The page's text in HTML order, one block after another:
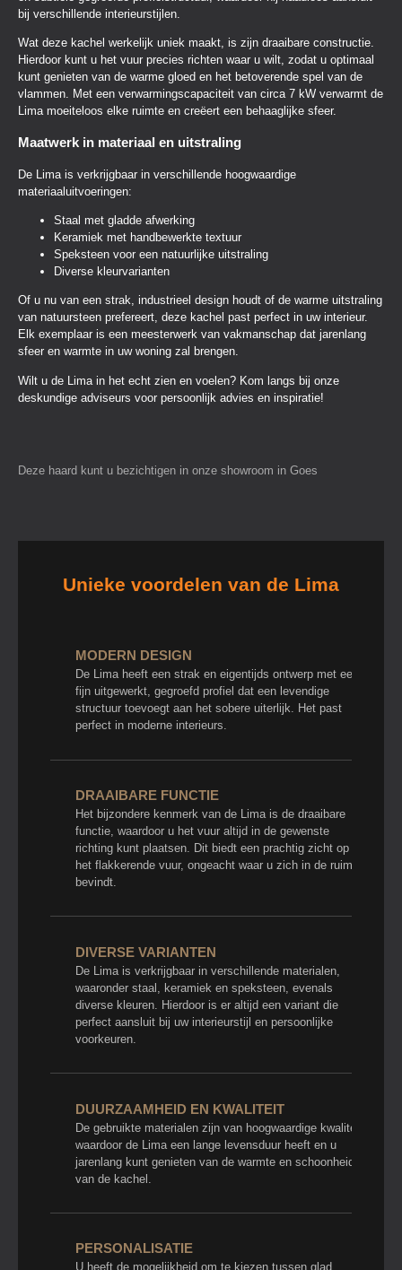
bij verschillende interieurstijlen.
Wat deze kachel werkelijk uniek maakt, is zijn draaibare constructie.
Hierdoor kunt u het vuur precies richten waar u wilt, zodat u optimaal
kunt genieten van de warme gloed en het betoverende spel van de
vlammen. Met een verwarmingscapaciteit van circa 7 kW verwarmt de
Lima moeiteloos elke ruimte en creëert een behaaglijke sfeer.
Maatwerk in materiaal en uitstraling
De Lima is verkrijgbaar in verschillende hoogwaardige
materiaaluitvoeringen:
Staal met gladde afwerking
Keramiek met handbewerkte textuur
Speksteen voor een natuurlijke uitstraling
Diverse kleurvarianten
Of u nu van een strak, industrieel design houdt of de warme uitstraling
van natuursteen prefereert, deze kachel past perfect in uw interieur.
Elk exemplaar is een meesterwerk van vakmanschap dat jarenlang
sfeer en warmte in uw woning zal brengen.
Wilt u de Lima in het echt zien en voelen? Kom langs bij onze
deskundige adviseurs voor persoonlijk advies en inspiratie!
Deze haard kunt u bezichtigen in onze showroom in Goes
Unieke voordelen van de Lima
MODERN DESIGN
De Lima heeft een strak en eigentijds ontwerp met een
fijn uitgewerkt, gegroefd profiel dat een levendige
structuur toevoegt aan het sobere uiterlijk. Het past
perfect in moderne interieurs.
DRAAIBARE FUNCTIE
Het bijzondere kenmerk van de Lima is de draaibare
functie, waardoor u het vuur altijd in de gewenste
richting kunt plaatsen. Dit biedt een prachtig zicht op
het flakkerende vuur, ongeacht waar u zich in de ruimte
bevindt.
DIVERSE VARIANTEN
De Lima is verkrijgbaar in verschillende materialen,
waaronder staal, keramiek en speksteen, evenals
diverse kleuren. Hierdoor is er altijd een variant die
perfect aansluit bij uw interieurstijl en persoonlijke
voorkeuren.
DUURZAAMHEID EN KWALITEIT
De gebruikte materialen zijn van hoogwaardige kwaliteit,
waardoor de Lima een lange levensduur heeft en u
jarenlang kunt genieten van de warmte en schoonheid
van de kachel.
PERSONALISATIE
U heeft de mogelijkheid om te kiezen tussen glad